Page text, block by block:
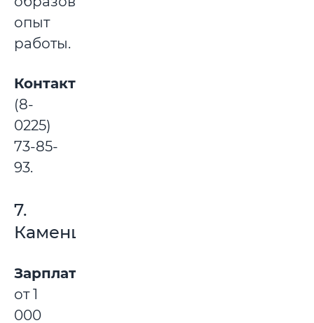
опыт
работы.
Контакты:
(8-
0225)
73-85-
93.
7.
Каменщик
Зарплата:
от 1
000